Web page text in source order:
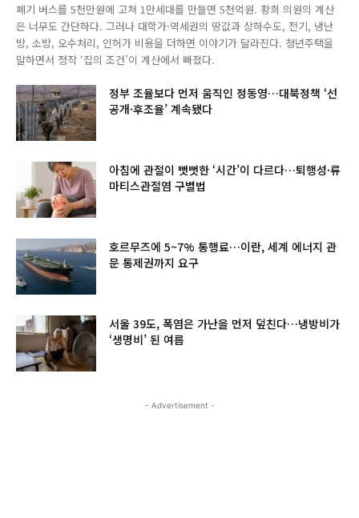
폐기 버스를 5천만원에 고쳐 1만세대를 만들면 5천억원. 황희 의원의 계산
은 너무도 간단하다. 그러나 대학가·역세권의 땅값과 상하수도, 전기, 냉난
방, 소방, 오수처리, 인허가 비용을 더하면 이야기가 달라진다. 청년주택을
말하면서 정작 ‘집의 조건’이 계산에서 빠졌다.
정부 조율보다 먼저 움직인 정동영…대북정책 ‘선
공개·후조율’ 계속됐다
아침에 관절이 뻣뻣한 ‘시간’이 다르다…퇴행성·류
마티스관절염 구별법
호르무즈에 5~7% 통행료…이란, 세계 에너지 관
문 통제권까지 요구
서울 39도, 폭염은 가난을 먼저 덮친다…냉방비가
‘생명비’ 된 여름
- Advertisement -